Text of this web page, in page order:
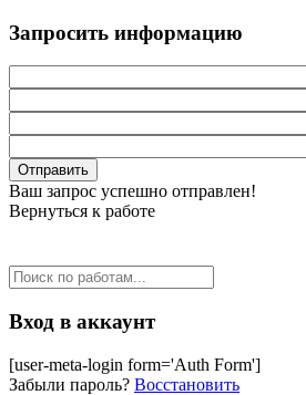
Запросить информацию
Ваш запрос успешно отправлен!
Вернуться к работе
Вход в аккаунт
[user-meta-login form='Auth Form']
Забыли пароль? Восстановить